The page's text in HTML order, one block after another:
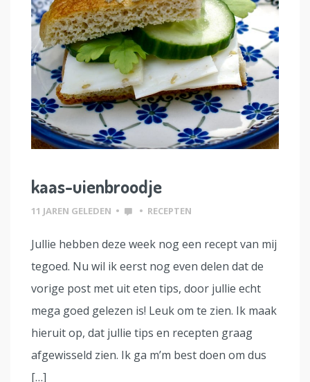
kaas-uienbroodje
11 JAREN GELEDEN • • RECEPTEN
Jullie hebben deze week nog een recept van mij
tegoed. Nu wil ik eerst nog even delen dat de
vorige post met uit eten tips, door jullie echt
mega goed gelezen is! Leuk om te zien. Ik maak
hieruit op, dat jullie tips en recepten graag
afgewisseld zien. Ik ga m’m best doen om dus
[…]